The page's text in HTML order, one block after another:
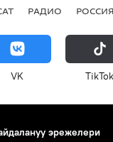
РАДИО РОССИЯ
VK ТikТоk
эрежелери